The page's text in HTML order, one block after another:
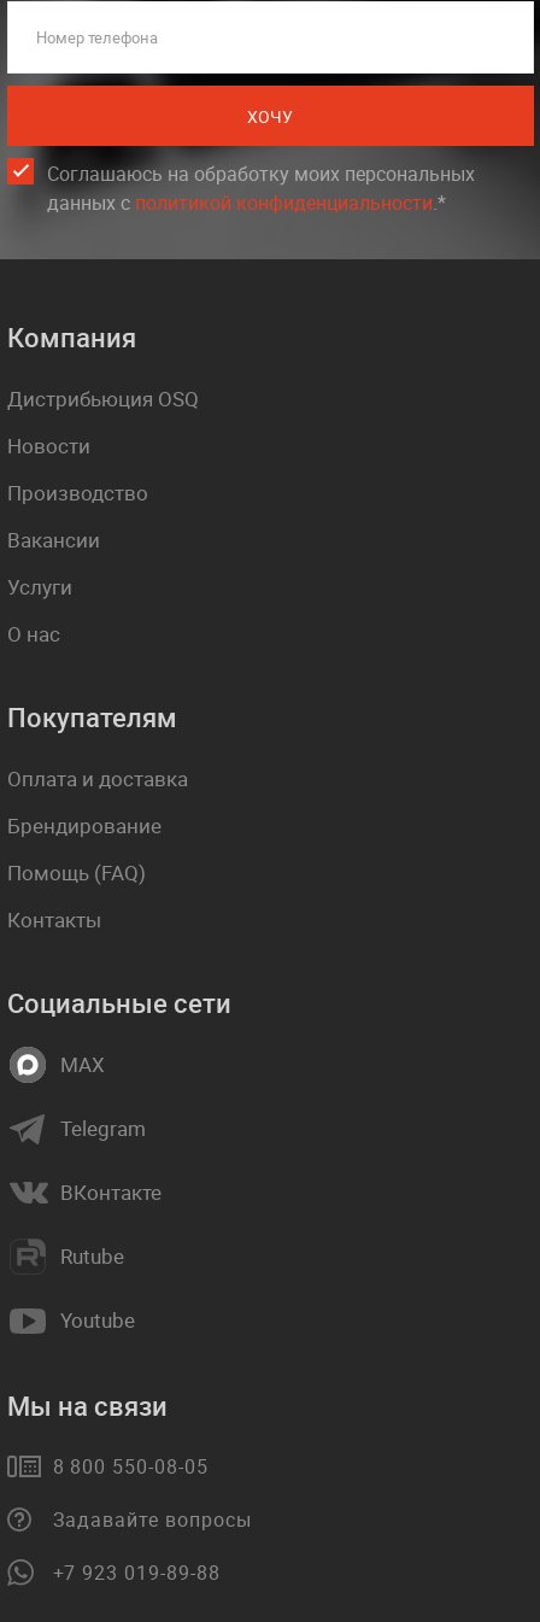
Номер телефона
ХОЧУ
Соглашаюсь на обработку моих персональных
данных c политикой конфиденциальности.*
Компания
Дистрибьюция OSQ
Новости
Производство
Вакансии
Услуги
О нас
Покупателям
Оплата и доставка
Брендирование
Помощь (FAQ)
Контакты
Социальные сети
MAX
Telegram
ВКонтакте
Rutube
Youtube
Мы на связи
8 800 550-08-05
Задавайте вопросы
+7 923 019-89-88